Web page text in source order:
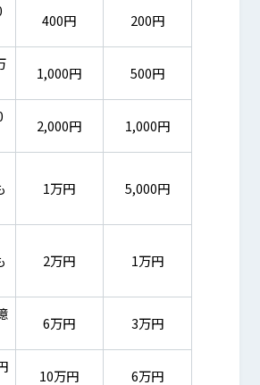
400円 200円
1,000円 500円
2,000円 1,000円
1万円 5,000円
2万円 1万円
6万円 3万円
10万円 6万円